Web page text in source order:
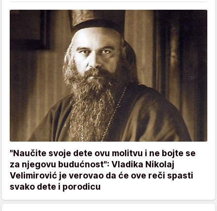
"Naučite svoje dete ovu molitvu i ne bojte se
za njegovu budućnost": Vladika Nikolaj
Velimirović je verovao da će ove reči spasti
svako dete i porodicu